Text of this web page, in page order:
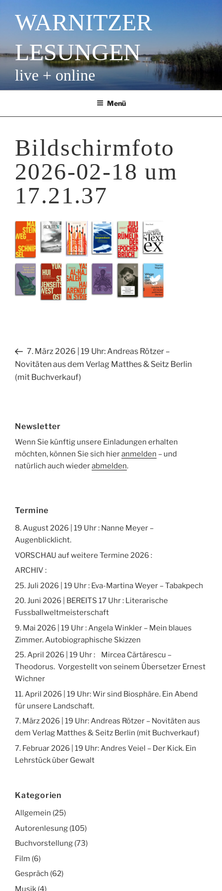
Inhalt
springenWARNITZER
LESUNGEN
live + online
Menü
Bildschirmfoto
2026-02-18 um
17.21.37
Beitragsnavigation
Vorheriger
Beitrag
7. März 2026 | 19 Uhr: Andreas Rötzer –
Novitäten aus dem Verlag Matthes & Seitz Berlin
(mit Buchverkauf)
Newsletter
Wenn Sie künftig unsere Einladungen erhalten
möchten, können Sie sich hieranmelden – und
natürlich auch wiederabmelden.
Termine
8. August 2026 | 19 Uhr : Nanne Meyer –
Augenblicklicht.
VORSCHAU auf weitere Termine 2026 :
ARCHIV :
25. Juli 2026 | 19 Uhr : Eva-Martina Weyer – Tabakpech
20. Juni 2026 | BEREITS 17 Uhr : Literarische
Fussballweltmeisterschaft
9. Mai 2026 | 19 Uhr : Angela Winkler – Mein blaues
Zimmer. Autobiographische Skizzen
25. April 2026 | 19 Uhr : Mircea Cărtărescu –
Theodorus. Vorgestellt von seinem Übersetzer Ernest
Wichner
11. April 2026 | 19 Uhr: Wir sind Biosphäre. Ein Abend
für unsere Landschaft.
7. März 2026 | 19 Uhr: Andreas Rötzer – Novitäten aus
dem Verlag Matthes & Seitz Berlin (mit Buchverkauf)
7. Februar 2026 | 19 Uhr: Andres Veiel – Der Kick. Ein
Lehrstück über Gewalt
Kategorien
Allgemein (25)
Autorenlesung (105)
Buchvorstellung (73)
Film (6)
Gespräch (62)
Musik (4)